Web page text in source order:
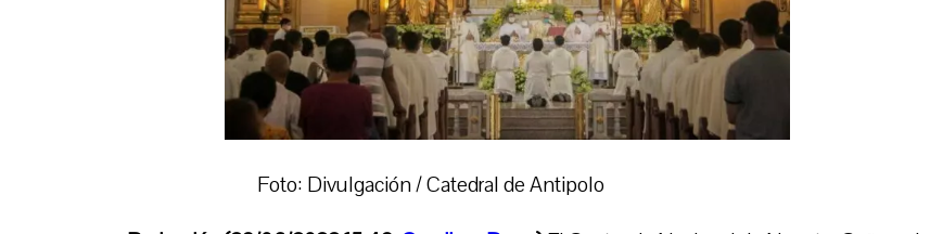
Foto: Divulgación / Catedral de Antipolo